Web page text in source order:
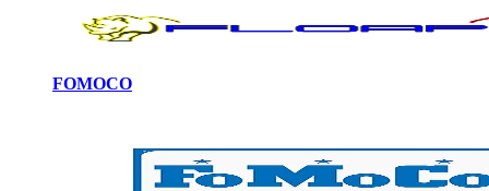
FOMOCO